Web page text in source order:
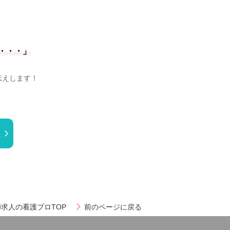
・・」
します！
人の看護プロTOP 前のページに戻る